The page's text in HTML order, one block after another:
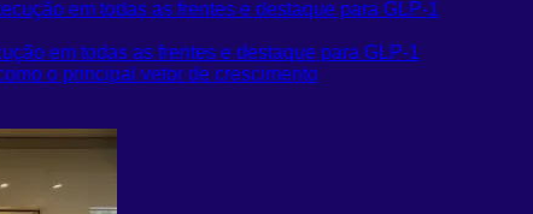
em todas as frentes e destaque para GLP-1
o principal vetor de crescimento